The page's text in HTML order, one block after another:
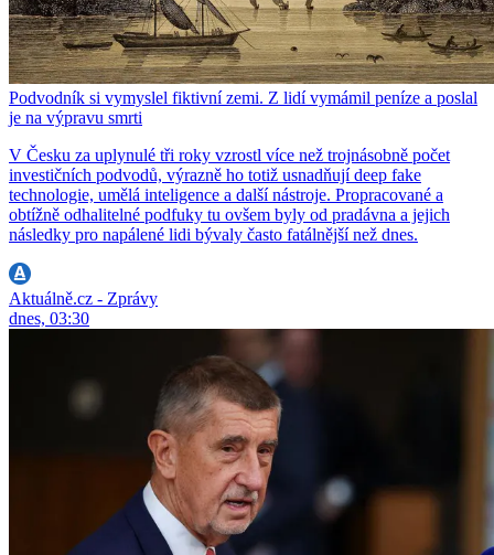
Podvodník si vymyslel fiktivní zemi. Z lidí vymámil peníze a poslal
je na výpravu smrti
V Česku za uplynulé tři roky vzrostl více než trojnásobně počet
investičních podvodů, výrazně ho totiž usnadňují deep fake
technologie, umělá inteligence a další nástroje. Propracované a
obtížně odhalitelné podfuky tu ovšem byly od pradávna a jejich
následky pro napálené lidi bývaly často fatálnější než dnes.
Aktuálně.cz - Zprávy
dnes, 03:30